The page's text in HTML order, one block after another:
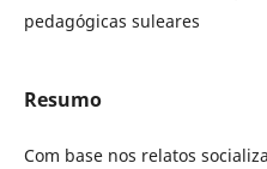
pedagógicas suleares
Resumo
Com base nos relatos